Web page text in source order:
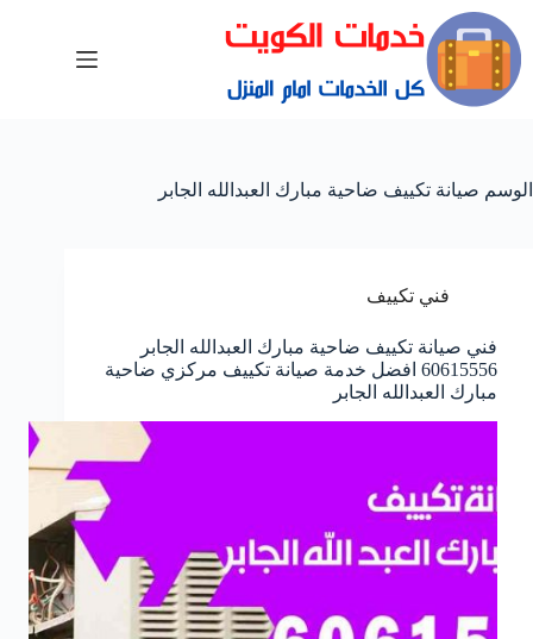
الوسم صيانة تكييف ضاحية مبارك العبدالله الجابر
فني تكييف
فني صيانة تكييف ضاحية مبارك العبدالله الجابر
60615556 افضل خدمة صيانة تكييف مركزي ضاحية
مبارك العبدالله الجابر